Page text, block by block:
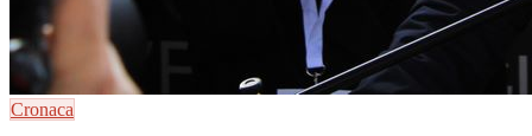
Cronaca